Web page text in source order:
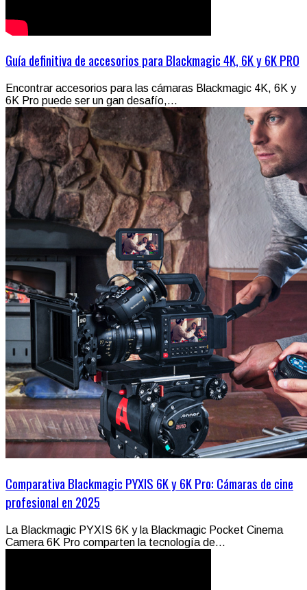
Guía definitiva de accesorios para Blackmagic 4K, 6K y 6K PRO
Encontrar accesorios para las cámaras Blackmagic 4K, 6K y
6K Pro puede ser un gan desafío,...
Comparativa Blackmagic PYXIS 6K y 6K Pro: Cámaras de cine
profesional en 2025
La Blackmagic PYXIS 6K y la Blackmagic Pocket Cinema
Camera 6K Pro comparten la tecnología de...